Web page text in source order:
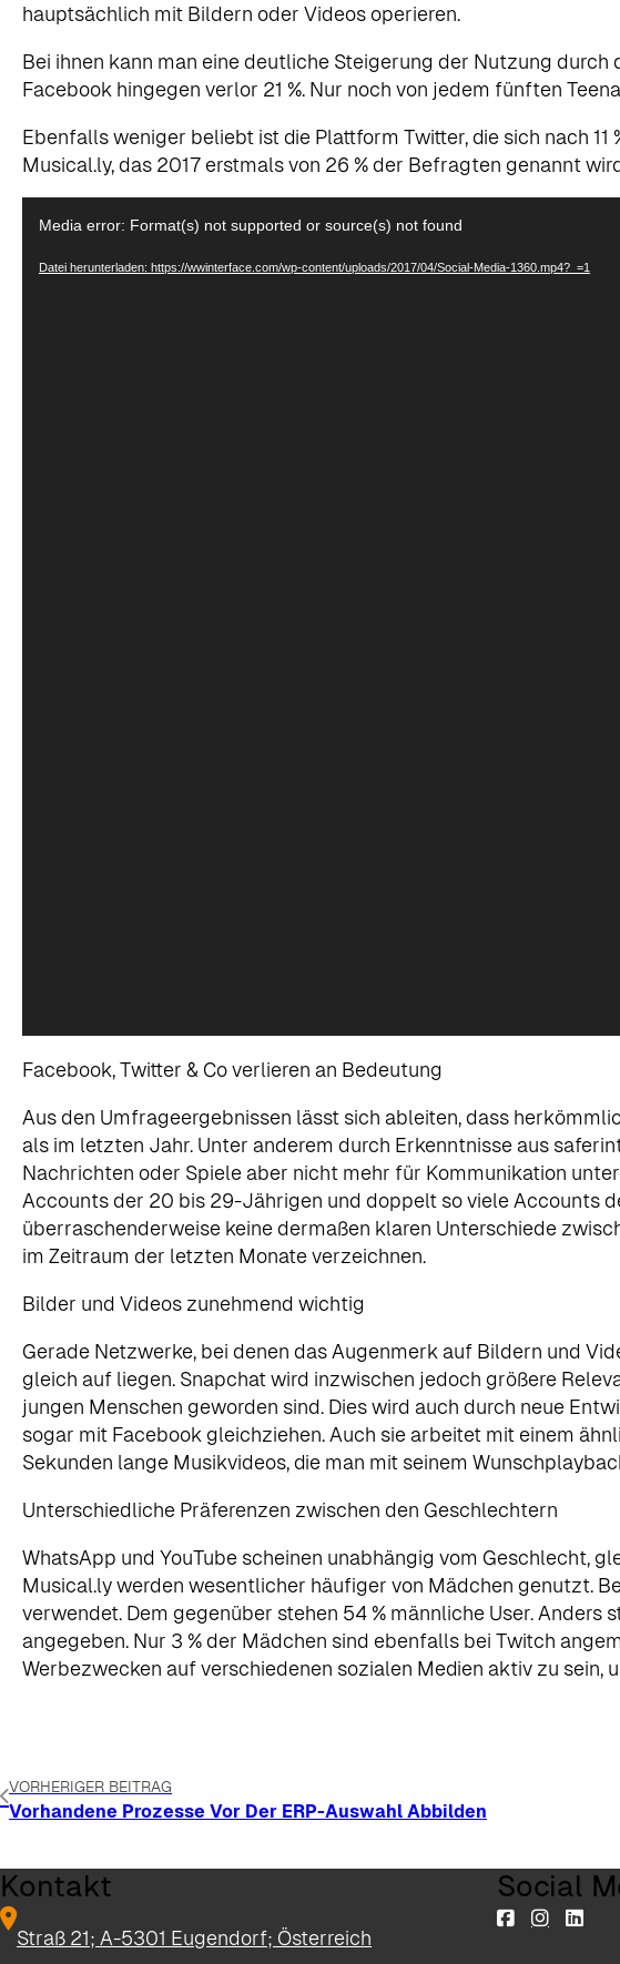
hauptsächlich mit Bildern oder Videos operieren.
Bei ihnen kann man eine deutliche Steigerung der Nutzung
Facebook hingegen verlor 21 %. Nur noch von jedem fünften
Ebenfalls weniger beliebt ist die Plattform Twitter, die sich nach
Musical.ly, das 2017 erstmals von 26 % der Befragten genannt
Player
Media error: Format(s) not supported or source(s) not found
Datei herunterladen: https://wwinterface.com/wp-content/uploads/2017/04/Social-Media-1360.mp4?_=1
Facebook, Twitter & Co verlieren an Bedeutung
Aus den Umfrageergebnissen lässt sich ableiten, dass
als im letzten Jahr. Unter anderem durch Erkenntnisse aus
Nachrichten oder Spiele aber nicht mehr für Kommunikation
Accounts der 20 bis 29-Jährigen und doppelt so viele Accounts
überraschenderweise keine dermaßen klaren Unterschiede
im Zeitraum der letzten Monate verzeichnen.
Bilder und Videos zunehmend wichtig
Gerade Netzwerke, bei denen das Augenmerk auf Bildern und
gleich auf liegen. Snapchat wird inzwischen jedoch größere
jungen Menschen geworden sind. Dies wird auch durch neue
sogar mit Facebook gleichziehen. Auch sie arbeitet mit einem
Sekunden lange Musikvideos, die man mit seinem
Unterschiedliche Präferenzen zwischen den Geschlechtern
WhatsApp und YouTube scheinen unabhängig vom Geschlecht,
Musical.ly werden wesentlicher häufiger von Mädchen genutzt.
verwendet. Dem gegenüber stehen 54 % männliche User.
angegeben. Nur 3 % der Mädchen sind ebenfalls bei Twitch
Werbezwecken auf verschiedenen sozialen Medien aktiv zu
VORHERIGER BEITRAG
Vorhandene Prozesse Vor Der ERP-Auswahl Abbilden
Kontakt
Straß 21; A-5301 Eugendorf; Österreich
Social